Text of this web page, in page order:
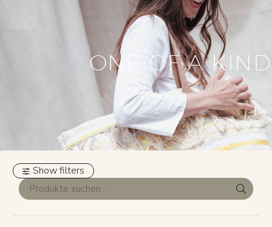
ONE OF A KIND
Show filters